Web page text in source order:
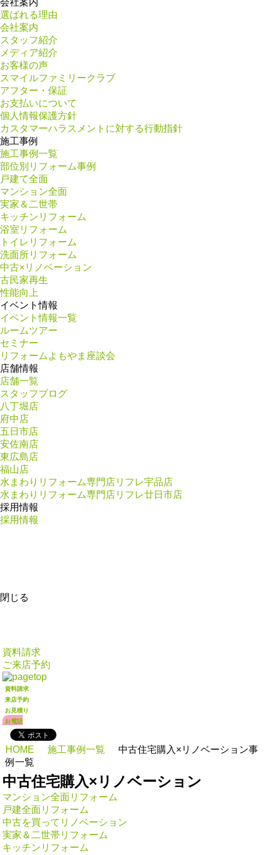
会社案内
選ばれる理由
会社案内
スタッフ紹介
メディア紹介
お客様の声
スマイルファミリークラブ
アフター・保証
お支払いについて
個人情報保護方針
カスタマーハラスメントに対する行動指針
施工事例
施工事例一覧
部位別リフォーム事例
戸建て全面
マンション全面
実家＆二世帯
キッチンリフォーム
浴室リフォーム
トイレリフォーム
洗面所リフォーム
中古×リノベーション
古民家再生
性能向上
イベント情報
イベント情報一覧
ルームツアー
セミナー
リフォームよもやま座談会
店舗情報
店舗一覧
スタッフブログ
八丁堀店
府中店
五日市店
安佐南店
東広島店
福山店
水まわりリフォーム専門店リフレ宇品店
水まわりリフォーム専門店リフレ廿日市店
採用情報
採用情報
閉じる
資料請求
ご来店予約
資料請求
来店予約
お見積り
お電話
HOME 施工事例一覧
中古住宅購入×リノベーション事
例一覧
中古住宅購入×リノベーション
マンション全面リフォーム
戸建全面リフォーム
中古を買ってリノベーション
実家＆二世帯リフォーム
キッチンリフォーム